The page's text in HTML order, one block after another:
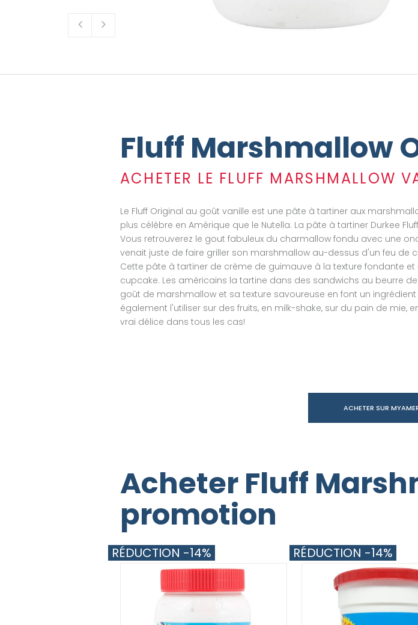
Fluff Marshmallow
ACHETER LE FLUFF MARSHMALLOW
Le Fluff Original au goût vanille est une pâte à tartiner aux
plus célèbre en Amérique que le Nutella. La pâte à tartiner Durkee
Vous retrouverez le gout fabuleux du charmallow fondu avec une
venait juste de faire griller son marshmallow au-dessus d'un feu de
Cette pâte à tartiner de crème de guimauve à la texture fondante
cupcake. Les américains la tartine dans des sandwichs au beurre
goût de marshmallow et sa texture savoureuse en font un
également l'utiliser sur des fruits, en milk-shake, sur du pain de mie,
vrai délice dans tous les cas!
ACHETER SUR
Acheter Fluff
promotion
RÉDUCTION -14% RÉDUCTION -14%